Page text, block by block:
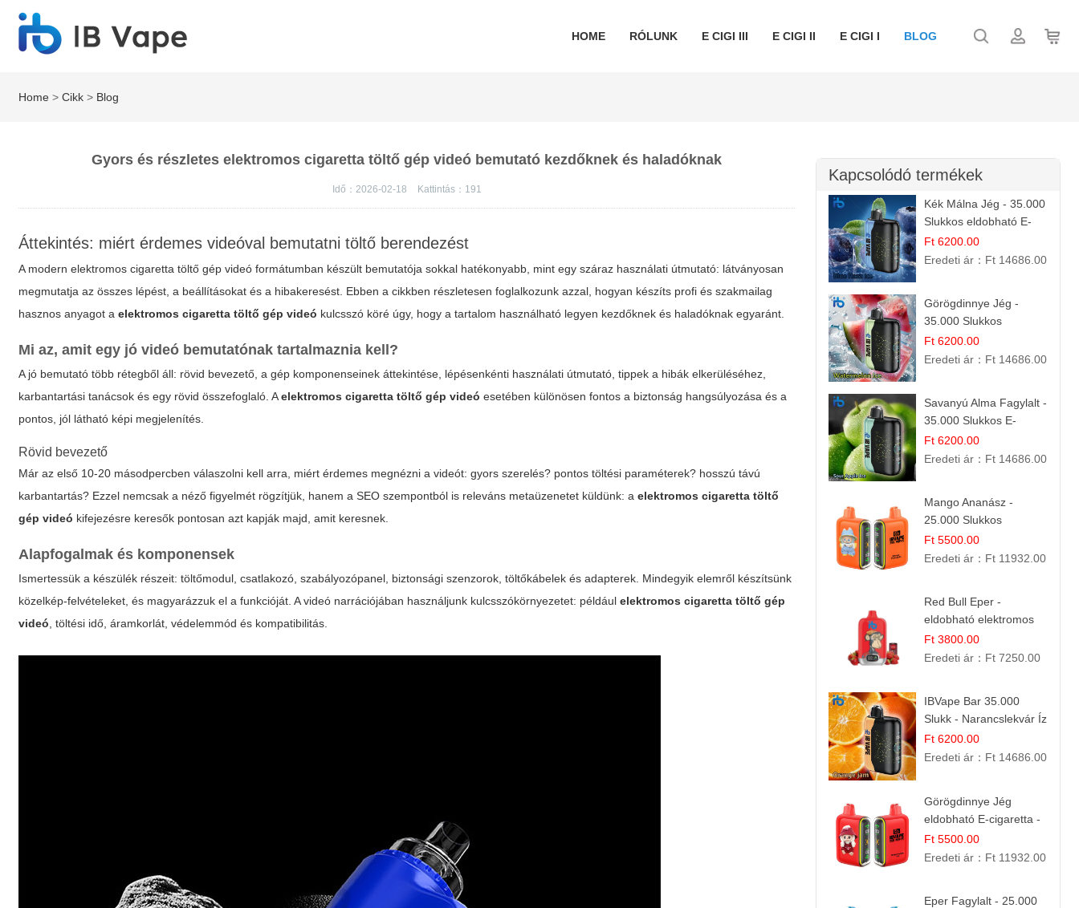
HOME RÓLUNK E CIGI III E CIGI II E CIGI I BLOG
Home >Cikk > Blog
Gyors és részletes elektromos cigaretta töltő gép videó bemutató kezdőknek és haladóknak
Idő：2026-02-18 Kattintás： 191
Áttekintés: miért érdemes videóval bemutatni töltő berendezést
A modern elektromos cigaretta töltő gép videó formátumban készült bemutatója sokkal hatékonyabb, mint egy száraz használati útmutató: látványosan
megmutatja az összes lépést, a beállításokat és a hibakeresést. Ebben a cikkben részletesen foglalkozunk azzal, hogyan készíts profi és szakmailag
hasznos anyagot aelektromos cigaretta töltő gép videó kulcsszó köré úgy, hogy a tartalom használható legyen kezdőknek és haladóknak egyaránt.
Mi az, amit egy jó videó bemutatónak tartalmaznia kell?
A jó bemutató több rétegből áll: rövid bevezető, a gép komponenseinek áttekintése, lépésenkénti használati útmutató, tippek a hibák elkerüléséhez,
karbantartási tanácsok és egy rövid összefoglaló. Aelektromos cigaretta töltő gép videó esetében különösen fontos a biztonság hangsúlyozása és a
pontos, jól látható képi megjelenítés.
Rövid bevezető
Már az első 10-20 másodpercben válaszolni kell arra, miért érdemes megnézni a videót: gyors szerelés? pontos töltési paraméterek? hosszú távú
karbantartás? Ezzel nemcsak a néző figyelmét rögzítjük, hanem a SEO szempontból is releváns metaüzenetet küldünk: aelektromos cigaretta töltő
gép videó kifejezésre keresők pontosan azt kapják majd, amit keresnek.
Alapfogalmak és komponensek
Ismertessük a készülék részeit: töltőmodul, csatlakozó, szabályozópanel, biztonsági szenzorok, töltőkábelek és adapterek. Mindegyik elemről készítsünk
közelkép-felvételeket, és magyarázzuk el a funkcióját. A videó narrációjában használjunk kulcsszókörnyezetet: példáulelektromos cigaretta töltő gép
videó , töltési idő, áramkorlát, védelemmód és kompatibilitás.
Kapcsolódó termékek
Kék Málna Jég - 35.000
Slukkos eldobható E-
cigaretta | Frissítő
Ízélmény
Ft 6200.00
Eredeti ár： Ft 14686.00
Görögdinnye Jég -
35.000 Slukkos
eldobható vape |
IBVape Bar Frissítő
Ft 6200.00
Eredeti ár： Ft 14686.00
Savanyú Alma Fagylalt -
35.000 Slukkos E-
cigaretta | IBVape Bar
Ft 6200.00
Eredeti ár： Ft 14686.00
Mango Ananász -
25.000 Slukkos
eldobható E-cigaretta |
Trópusi Ízélmény
Ft 5500.00
Eredeti ár： Ft 11932.00
Red Bull Eper -
eldobható elektromos
cigi | Energizáló
Gyümölcs Íz
Ft 3800.00
Eredeti ár： Ft 7250.00
IBVape Bar 35.000
Slukk - Narancslekvár Íz
| Prémium E-cigaretta
Ft 6200.00
Eredeti ár： Ft 14686.00
Görögdinnye Jég
eldobható E-cigaretta -
25.000 Slukk | Frissítő
Nyári Íz
Ft 5500.00
Eredeti ár： Ft 11932.00
Eper Fagylalt - 25.000